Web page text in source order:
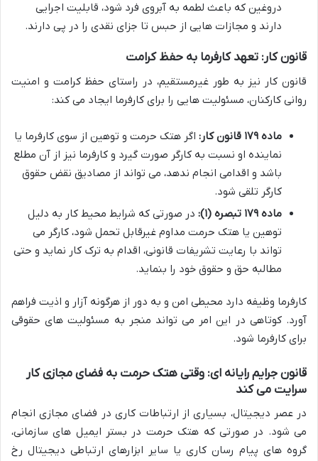
دروغین که باعث لطمه به آبروی فرد شود، قابلیت اجرایی
دارند و مجازات هایی از حبس تا جزای نقدی را در پی دارند.
قانون کار: تعهد کارفرما به حفظ کرامت
قانون کار نیز به طور غیرمستقیم، در راستای حفظ کرامت و امنیت
روانی کارکنان، مسئولیت هایی را برای کارفرما ایجاد می کند:
ماده ۱۷۹ قانون کار:
اگر هتک حرمت و توهین از سوی کارفرما یا
نماینده او نسبت به کارگر صورت گیرد و کارفرما نیز از آن مطلع
باشد و اقدامی انجام ندهد، می تواند از مصادیق نقض حقوق
کارگر تلقی شود.
ماده ۱۷۹ تبصره (۱):
در صورتی که شرایط محیط کار به دلیل
توهین یا هتک حرمت مداوم غیرقابل تحمل شود، کارگر می
تواند با رعایت تشریفات قانونی، اقدام به ترک کار نماید و حتی
مطالبه حق و حقوق خود را بنماید.
کارفرما وظیفه دارد محیطی امن و به دور از هرگونه آزار و اذیت فراهم
آورد. کوتاهی در این امر می تواند منجر به مسئولیت های حقوقی
برای کارفرما شود.
قانون جرایم رایانه ای: وقتی هتک حرمت به فضای مجازی کار
سرایت می کند
در عصر دیجیتال، بسیاری از ارتباطات کاری در فضای مجازی انجام
می شود. در صورتی که هتک حرمت در بستر ایمیل های سازمانی،
گروه های پیام رسان کاری یا سایر ابزارهای ارتباطی دیجیتال رخ